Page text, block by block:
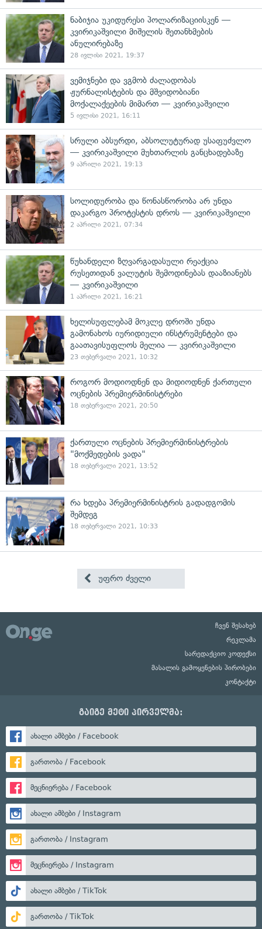
ნაბიჯია უკიდურესი პოლარიზაციისკენ —
კვირიკაშვილი მიშელის შეთანხმების
ანულირებაზე
28 ივლისი 2021, 19:37
ვემიჯნები და ვგმობ ძალადობას
ჟურნალისტების და მშვიდობიანი
მოქალაქეების მიმართ — კვირიკაშვილი
5 ივლისი 2021, 16:11
სრული აბსურდი, აბსოლუტურად უსაფუძვლო
— კვირიკაშვილი მუხთარლის განცხადებაზე
9 აპრილი 2021, 19:13
სოლიდურობა და წონასწორობა არ უნდა
დაკარგო პროტესტის დროს — კვირიკაშვილი
2 აპრილი 2021, 07:34
წუხანდელი ზღვარგადასული რეაქცია
რუსეთიდან ვალუტის შემოდინებას დააზიანებს
— კვირიკაშვილი
1 აპრილი 2021, 16:21
ხელისუფლებამ მოკლე დროში უნდა
გამონახოს იურიდიული ინსტრუმენტები და
გაათავისუფლოს მელია — კვირიკაშვილი
23 თებერვალი 2021, 10:32
როგორ მოდიოდნენ და მიდიოდნენ ქართული
ოცნების პრემიერმინისტრები
18 თებერვალი 2021, 20:50
ქართული ოცნების პრემიერმინისტრების
"მოქმედების ვადა"
18 თებერვალი 2021, 13:52
რა ხდება პრემიერმინისტრის გადადგომის
შემდეგ
18 თებერვალი 2021, 10:33
უფრო ძველი
ჩვენ შესახებ
რეკლამა
სარედაქციო კოდექსი
მასალის გამოყენების პირობები
კონტაქტი
გაიგე მეტი პირველმა:
ახალი ამბები / Facebook
გართობა / Facebook
მეცნიერება / Facebook
ახალი ამბები / Instagram
გართობა / Instagram
მეცნიერება / Instagram
ახალი ამბები / TikTok
გართობა / TikTok